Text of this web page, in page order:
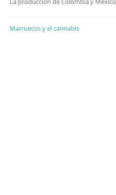
Marruecos y el cannabis